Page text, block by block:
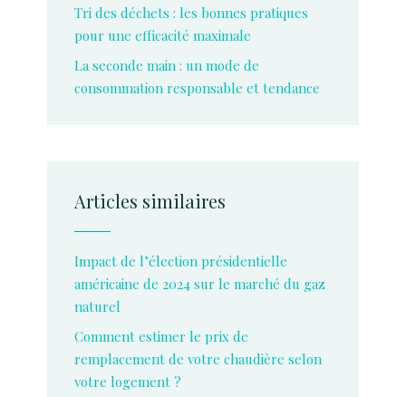
Tri des déchets : les bonnes pratiques
pour une efficacité maximale
La seconde main : un mode de
consommation responsable et tendance
Articles similaires
Impact de l’élection présidentielle
américaine de 2024 sur le marché du gaz
naturel
Comment estimer le prix de
remplacement de votre chaudière selon
votre logement ?